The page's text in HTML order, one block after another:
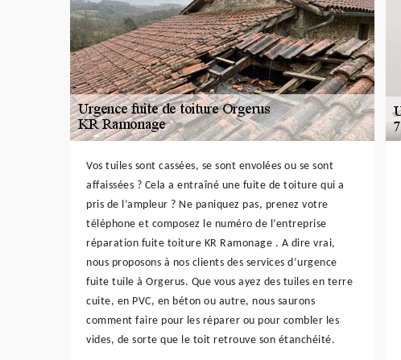
Vos tuiles sont cassées, se sont envolées ou se sont
affaissées ? Cela a entraîné une fuite de toiture qui a
pris de l’ampleur ? Ne paniquez pas, prenez votre
téléphone et composez le numéro de l’entreprise
réparation fuite toiture KR Ramonage . A dire vrai,
nous proposons à nos clients des services d’urgence
fuite tuile à Orgerus. Que vous ayez des tuiles en terre
cuite, en PVC, en béton ou autre, nous saurons
comment faire pour les réparer ou pour combler les
vides, de sorte que le toit retrouve son étanchéité.